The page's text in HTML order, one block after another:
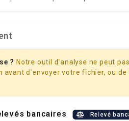
? Notre outil d'analyse ne peut
d'envoyer votre fichier, ou de
bancaires Relevé